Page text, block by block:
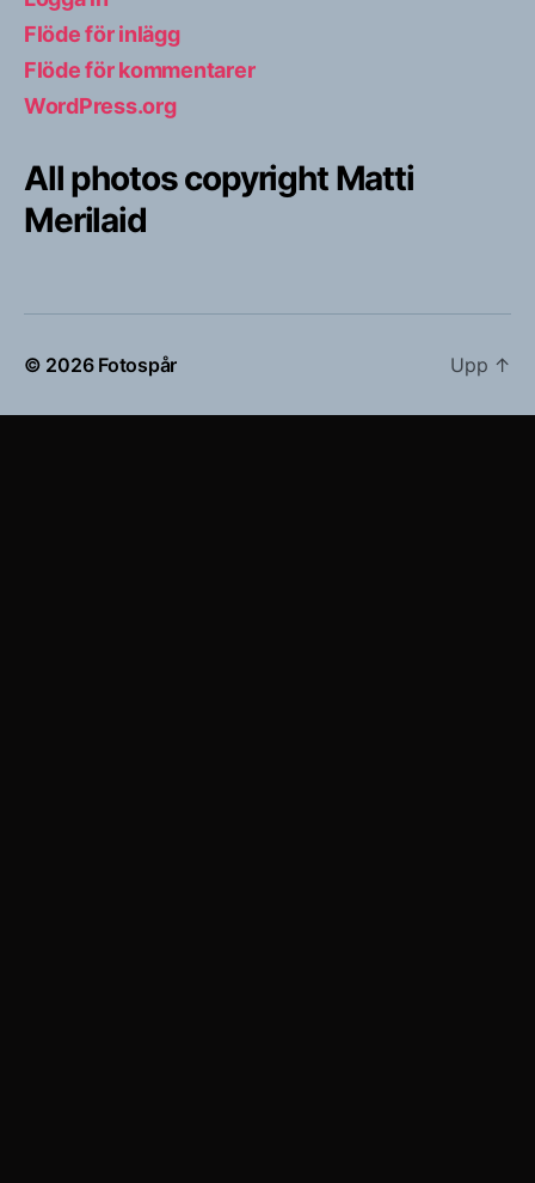
Flöde för inlägg
Flöde för kommentarer
WordPress.org
All photos copyright Matti
Merilaid
© 2026 Fotospår Upp ↑